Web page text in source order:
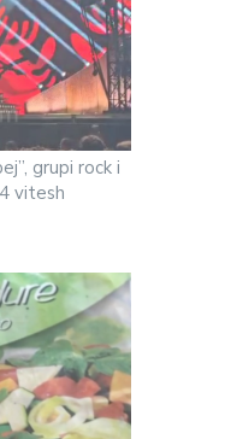
grupi rock i
vitesh